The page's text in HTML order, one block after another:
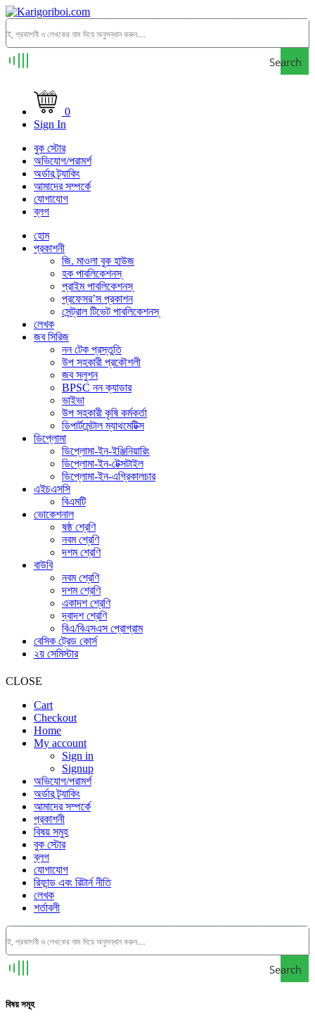
Search
0
Sign In
বুক স্টোর
অভিযোগ/পরামর্শ
অর্ডার ট্র্যাকিং
আমাদের সম্পর্কে
যোগাযোগ
ব্লগ
হোম
প্রকাশনী
জি. মাওলা বুক হাউজ
হক পাবলিকেশনস্
প্রাইম পাবলিকেশনস্
প্রফেসর’স প্রকাশন
সেন্ট্রাল টিভেট পাবলিকেশনস্
লেখক
জব সিরিজ
নন টেক প্রস্তুতি
উপ সহকারী প্রকৌশলী
জব সলুশন
BPSC নন ক্যাডার
ভাইভা
উপ সহকারী কৃষি কর্মকর্তা
ডিপার্টমেন্টাল ম্যাথমেটিক্স
ডিপ্লোমা
ডিপ্লোমা-ইন-ইঞ্জিনিয়ারিং
ডিপ্লোমা-ইন-টেক্সটাইল
ডিপ্লোমা-ইন-এগ্রিকালচার
এইচএসসি
বিএমটি
ভোকেশনাল
ষষ্ঠ শ্রেণি
নবম শ্রেণি
দশম শ্রেণি
বাউবি
নবম শ্রেণি
দশম শ্রেণি
একাদশ শ্রেণি
দ্বাদশ শ্রেণি
বিএ/বিএসএস প্রোগ্রাম
বেসিক ট্রেড কোর্স
২য় সেমিস্টার
CLOSE
Cart
Checkout
Home
My account
Sign in
Signup
অভিযোগ/পরামর্শ
অর্ডার ট্র্যাকিং
আমাদের সম্পর্কে
প্রকাশনী
বিষয় সমুহ
বুক স্টোর
ব্লগ
যোগাযোগ
রিফান্ড এবং রিটার্ন নীতি
লেখক
শর্তাবলী
Search
বিষয় সমূহ